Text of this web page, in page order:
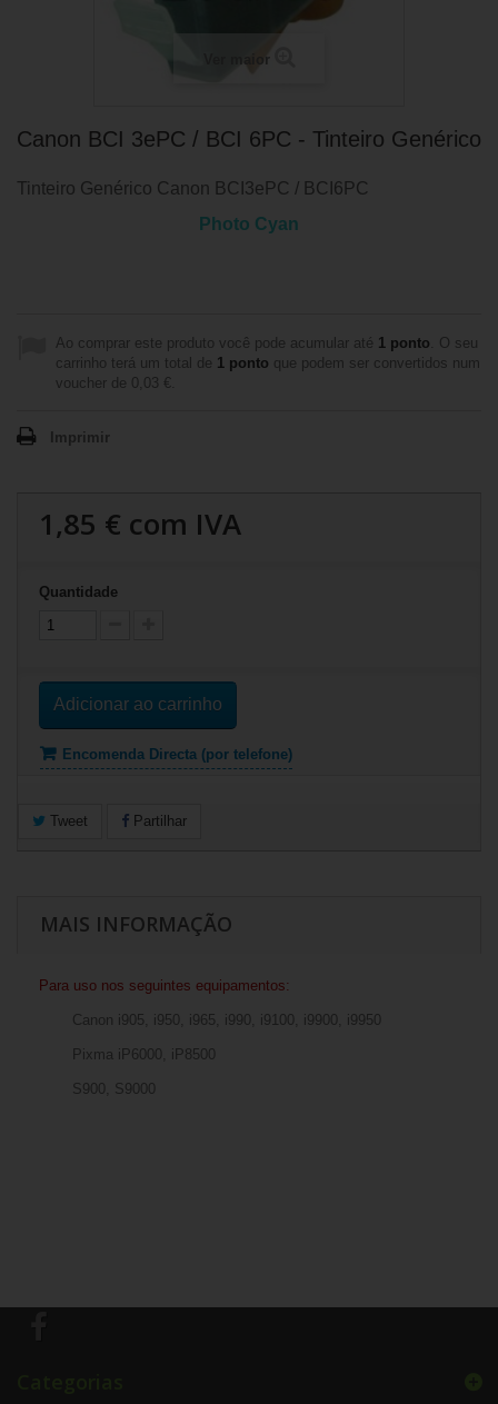
Ver maior
Canon BCI 3ePC / BCI 6PC - Tinteiro Genérico
Tinteiro Genérico Canon BCI3ePC / BCI6PC
Photo Cyan
Ao comprar este produto você pode acumular até 1 ponto . O seu
carrinho terá um total de 1 ponto que podem ser convertidos num
voucher de 0,03 €
Imprimir
1,85 € com IVA
Quantidade
Adicionar ao carrinho
Encomenda Directa (por telefone)
Tweet Partilhar
MAIS INFORMAÇÃO
Para uso nos seguintes equipamentos:
Canon i905, i950, i965, i990, i9100, i9900, i9950
Pixma iP6000, iP8500
S900, S9000